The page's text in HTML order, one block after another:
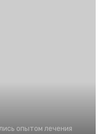
опытом лечения